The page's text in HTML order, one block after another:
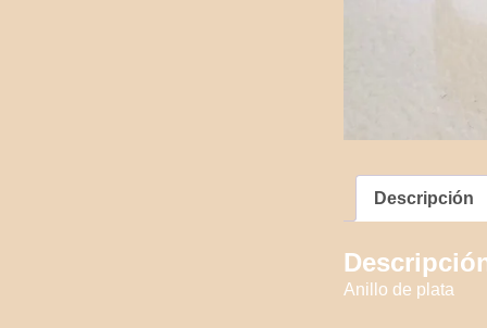
Descripción
Anillo de plata